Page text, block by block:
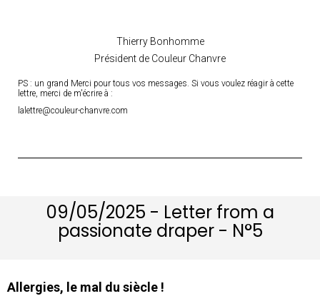
Thierry Bonhomme
Président de Couleur Chanvre
PS : un grand Merci pour tous vos messages. Si vous voulez réagir à cette
lettre, merci de m'écrire à :
lalettre@couleur-chanvre.com
09/05/2025 - Letter from a
passionate draper - N°5
Allergies, le mal du siècle !